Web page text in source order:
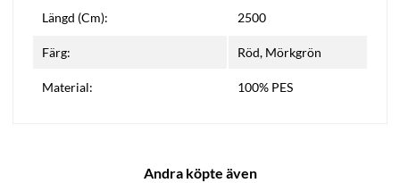
Längd (Cm): 2500
Färg: Röd, Mörkgrön
Material: 100% PES
Andra köpte även